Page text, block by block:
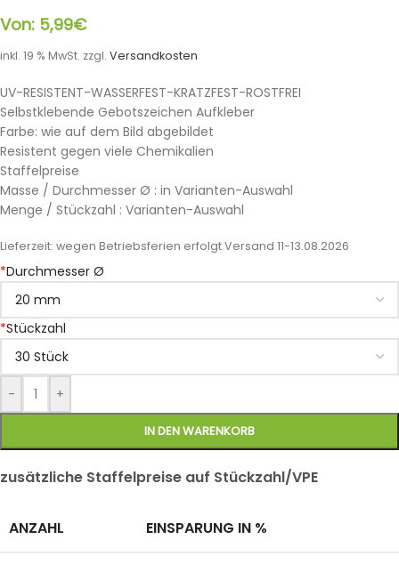
Von: 5,99€
inkl. 19 % MwSt. zzgl. Versandkosten
UV-RESISTENT-WASSERFEST-KRATZFEST-ROSTFREI
Selbstklebende Gebotszeichen Aufkleber
Farbe: wie auf dem Bild abgebildet
Resistent gegen viele Chemikalien
Staffelpreise
Masse / Durchmesser Ø : in Varianten-Auswahl
Menge / Stückzahl : Varianten-Auswahl
Lieferzeit: wegen Betriebsferien erfolgt Versand 11-13.08.2026
*Durchmesser Ø
*Stückzahl
- +
IN DEN WARENKORB
zusätzliche Staffelpreise auf Stückzahl/VPE
ANZAHL EINSPARUNG IN %